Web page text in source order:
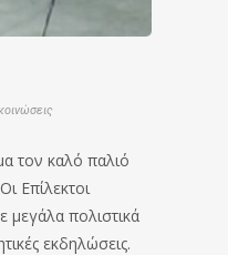
τον καλό παλιό
Επίλεκτοι
μεγάλα πολιστικά
εκδηλώσεις.